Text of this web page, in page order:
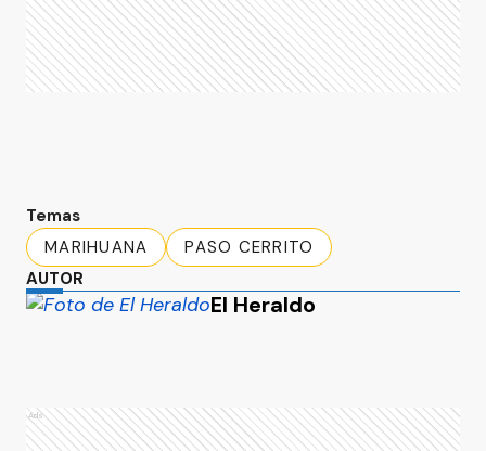
Temas
MARIHUANA
PASO CERRITO
AUTOR
El Heraldo
Ads